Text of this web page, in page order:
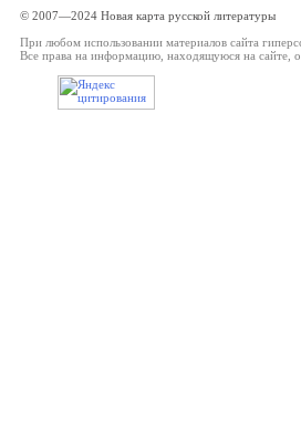
© 2007—2024 Новая карта русской литературы
При любом использовании материалов сайта
Все права на информацию, находящуюся на сайте,